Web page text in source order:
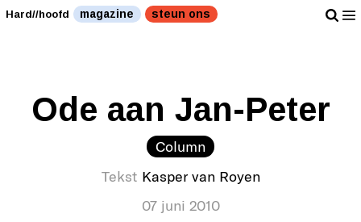
Kasper gaat Balkenende missen." />
Balkenende missen." />
Hard//hoofd magazine steun ons
Ode aan Jan-Peter
Column
Tekst Kasper van Royen
07 juni 2010